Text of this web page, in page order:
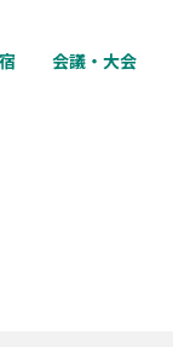
会議・大会